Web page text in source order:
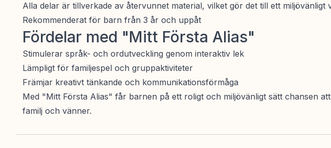
Alla delar är tillverkade av återvunnet material, vilket gör det till ett miljövänligt
Rekommenderat för barn från 3 år och uppåt
Fördelar med "Mitt Första Alias"
Stimulerar språk- och ordutveckling genom interaktiv lek
Lämpligt för familjespel och gruppaktiviteter
Främjar kreativt tänkande och kommunikationsförmåga
Med "Mitt Första Alias" får barnen på ett roligt och miljövänligt sätt chansen
familj och vänner.